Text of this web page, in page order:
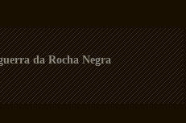
da Rocha Negra